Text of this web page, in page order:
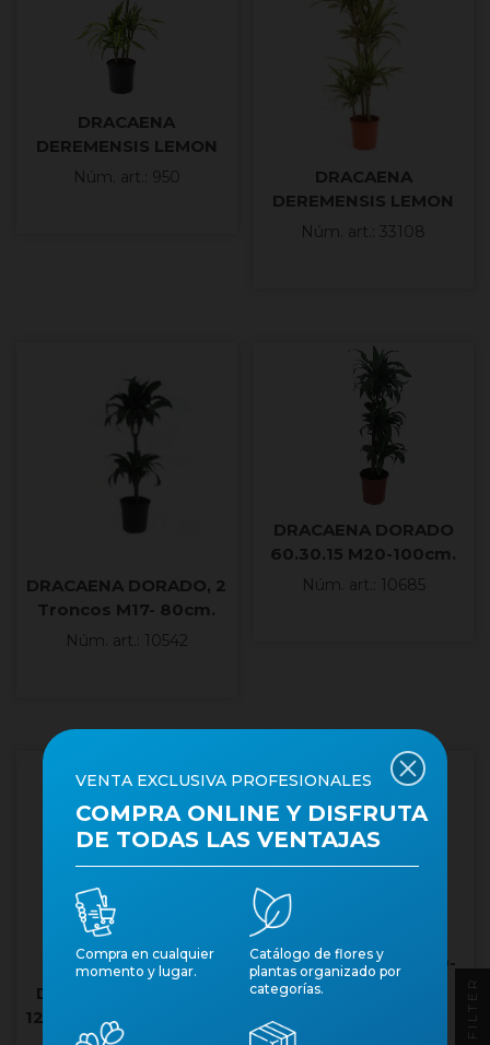
DRACAENA
DEREMENSIS LEMON
LIME 60.30.15 M20
Núm. art.: 950
DRACAENA
DEREMENSIS LEMON
LIME 90.60.30 M22-
Núm. art.: 33108
DRACAENA DORADO, 2
Troncos M17- 80cm.
Núm. art.: 10542
DRACAENA DORADO
60.30.15 M20-100cm.
Núm. art.: 10685
DRACAENA DORADO
120.90.60.30 M25 H160
CRAIG, 60.30.15 M20-
110cm.
Núm. art.: 10688
VENTA EXCLUSIVA PROFESIONALES
COMPRA ONLINE Y DISFRUTA
DE TODAS LAS VENTAJAS
Compra en cualquier
momento y lugar.
Catálogo de flores y
plantas organizado por
categorías.
FILTER